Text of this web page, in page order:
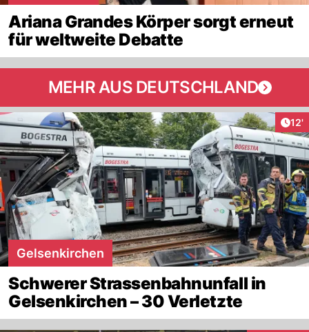
Ariana Grandes Körper sorgt erneut
für weltweite Debatte
MEHR AUS DEUTSCHLAND
12'
Gelsenkirchen
Schwerer Strassenbahnunfall in
Gelsenkirchen – 30 Verletzte